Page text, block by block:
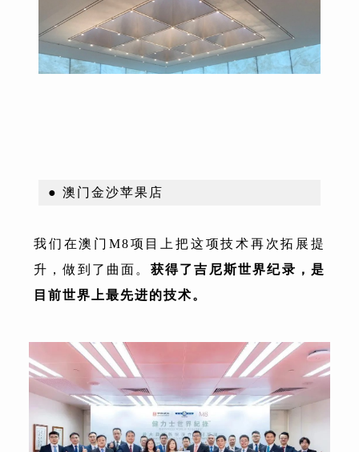
● 澳门金沙苹果店
我们在澳门M8项目上把这项技术再次拓展提
升，做到了曲面。 获得了吉尼斯世界纪录，是
目前世界上最先进的技术。